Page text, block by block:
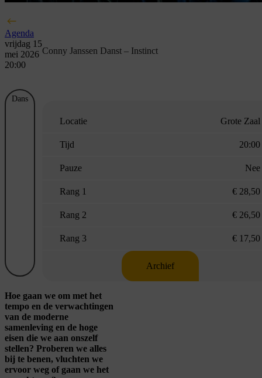
Agenda
vrijdag 15
mei 2026
20:00
Conny Janssen Danst – Instinct
Dans
Locatie Grote Zaal
Tijd 20:00
Pauze Nee
Rang 1 € 28,50
Rang 2 € 26,50
Rang 3 € 17,50
Archief
Hoe gaan we om met het
tempo en de verwachtingen
van de moderne
samenleving en de hoge
eisen die we aan onszelf
stellen? Proberen we alles
bij te benen, vluchten we
ervoor weg of gaan we het